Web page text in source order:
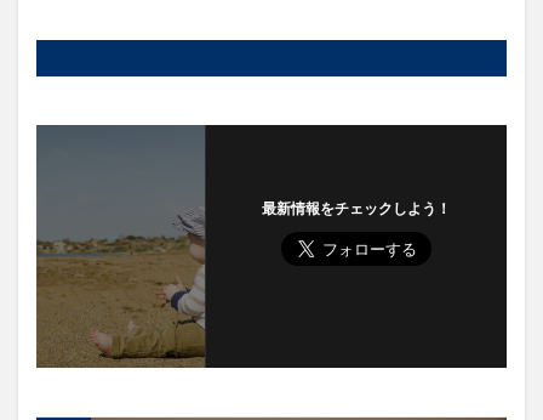
最新情報をチェックしよう！